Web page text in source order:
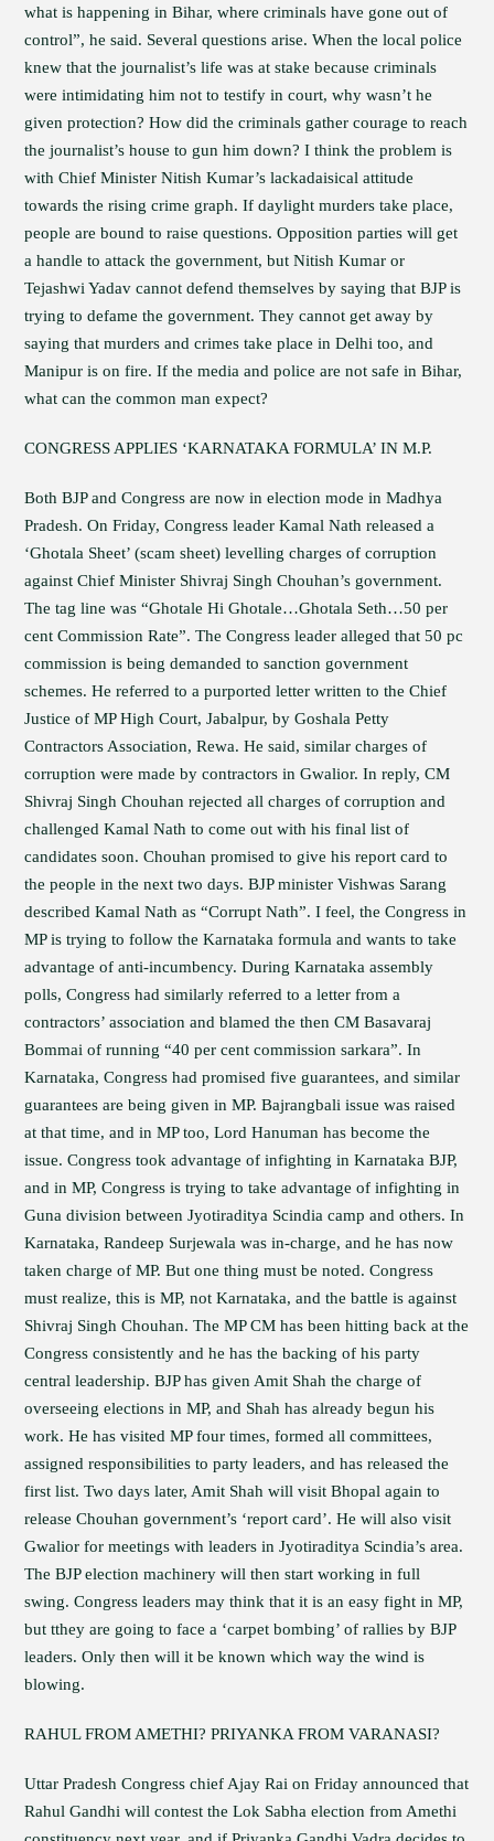
what is happening in Bihar, where criminals have gone out of
control”, he said. Several questions arise. When the local police
knew that the journalist’s life was at stake because criminals
were intimidating him not to testify in court, why wasn’t he
given protection? How did the criminals gather courage to reach
the journalist’s house to gun him down? I think the problem is
with Chief Minister Nitish Kumar’s lackadaisical attitude
towards the rising crime graph. If daylight murders take place,
people are bound to raise questions. Opposition parties will get
a handle to attack the government, but Nitish Kumar or
Tejashwi Yadav cannot defend themselves by saying that BJP is
trying to defame the government. They cannot get away by
saying that murders and crimes take place in Delhi too, and
Manipur is on fire. If the media and police are not safe in Bihar,
what can the common man expect?
CONGRESS APPLIES ‘KARNATAKA FORMULA’ IN M.P.
Both BJP and Congress are now in election mode in Madhya
Pradesh. On Friday, Congress leader Kamal Nath released a
‘Ghotala Sheet’ (scam sheet) levelling charges of corruption
against Chief Minister Shivraj Singh Chouhan’s government.
The tag line was “Ghotale Hi Ghotale…Ghotala Seth…50 per
cent Commission Rate”. The Congress leader alleged that 50 pc
commission is being demanded to sanction government
schemes. He referred to a purported letter written to the Chief
Justice of MP High Court, Jabalpur, by Goshala Petty
Contractors Association, Rewa. He said, similar charges of
corruption were made by contractors in Gwalior. In reply, CM
Shivraj Singh Chouhan rejected all charges of corruption and
challenged Kamal Nath to come out with his final list of
candidates soon. Chouhan promised to give his report card to
the people in the next two days. BJP minister Vishwas Sarang
described Kamal Nath as “Corrupt Nath”. I feel, the Congress in
MP is trying to follow the Karnataka formula and wants to take
advantage of anti-incumbency. During Karnataka assembly
polls, Congress had similarly referred to a letter from a
contractors’ association and blamed the then CM Basavaraj
Bommai of running “40 per cent commission sarkara”. In
Karnataka, Congress had promised five guarantees, and similar
guarantees are being given in MP. Bajrangbali issue was raised
at that time, and in MP too, Lord Hanuman has become the
issue. Congress took advantage of infighting in Karnataka BJP,
and in MP, Congress is trying to take advantage of infighting in
Guna division between Jyotiraditya Scindia camp and others. In
Karnataka, Randeep Surjewala was in-charge, and he has now
taken charge of MP. But one thing must be noted. Congress
must realize, this is MP, not Karnataka, and the battle is against
Shivraj Singh Chouhan. The MP CM has been hitting back at the
Congress consistently and he has the backing of his party
central leadership. BJP has given Amit Shah the charge of
overseeing elections in MP, and Shah has already begun his
work. He has visited MP four times, formed all committees,
assigned responsibilities to party leaders, and has released the
first list. Two days later, Amit Shah will visit Bhopal again to
release Chouhan government’s ‘report card’. He will also visit
Gwalior for meetings with leaders in Jyotiraditya Scindia’s area.
The BJP election machinery will then start working in full
swing. Congress leaders may think that it is an easy fight in MP,
but tthey are going to face a ‘carpet bombing’ of rallies by BJP
leaders. Only then will it be known which way the wind is
blowing.
RAHUL FROM AMETHI? PRIYANKA FROM VARANASI?
Uttar Pradesh Congress chief Ajay Rai on Friday announced that
Rahul Gandhi will contest the Lok Sabha election from Amethi